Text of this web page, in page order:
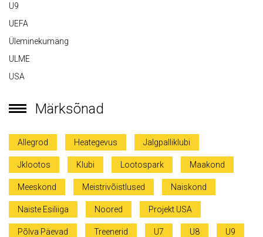
U9
UEFA
Üleminekumäng
ULME
USA
Märksõnad
Allegrod Heategevus Jalgpalliklubi
Jklootos Klubi Lootospark Maakond
Meeskond Meistrivõistlused Naiskond
Naiste Esiliiga Noored Projekt USA
Põlva Päevad Treenerid U7 U8 U9